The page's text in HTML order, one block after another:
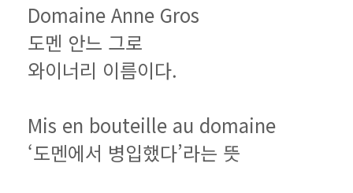
Domaine Anne Gros
도멘 안느 그로
와이너리 이름이다.
Mis en bouteille au domaine
‘도멘에서 병입했다’라는 뜻